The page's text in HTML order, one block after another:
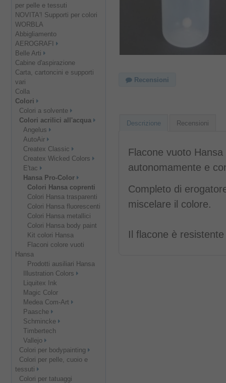
per pelle e tessuti
NOVITA'! Supporti per colori
WORBLA
Abbigliamento
AEROGRAFI
Belle Arti
Cabine d'aspirazione
Carta, cartoncini e supporti
vari
Colla
Colori
Colori a solvente
Colori acrilici all'acqua
Angelus
AutoAir
Createx Classic
Createx Wicked Colors
E'tac
Hansa Pro-Color
Colori Hansa coprenti
Colori Hansa trasparenti
Colori Hansa fluorescenti
Colori Hansa metallici
Colori Hansa body paint
Kit colori Hansa
Flaconi colore vuoti
Hansa
Prodotti ausiliari Hansa
Illustration Colors
Liquitex Ink
Magic Color
Medea Com-Art
Paasche
Schmincke
Timbertech
Vallejo
Colori per bodypainting
Colori per pelle, cuoio e
tessuti
Colori per tatuaggi
Recensioni
Descrizione Recensioni
Flacone vuoto
autonomamente e
Completo di
miscelare il colore.
Il flacone è